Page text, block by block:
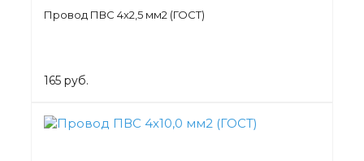
Провод ПВС 4х2,5 мм2 (ГОСТ)
165 руб.